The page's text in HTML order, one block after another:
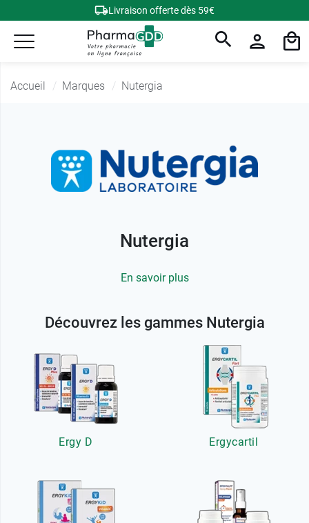
Livraison offerte dès 59€
Accueil Marques Nutergia
Nutergia
En savoir plus
Découvrez les gammes Nutergia
Ergy D Ergycartil